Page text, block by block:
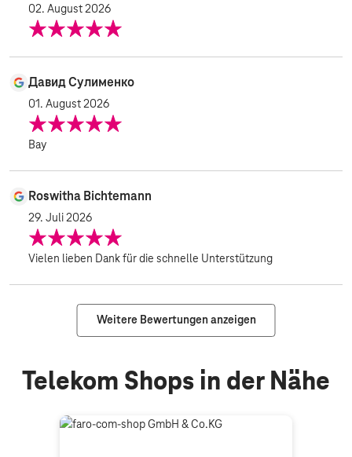
02. August 2026
Давид Сулименко
01. August 2026
Вау
Roswitha Bichtemann
29. Juli 2026
Vielen lieben Dank für die schnelle Unterstützung
Weitere Bewertungen anzeigen
Telekom Shops in der Nähe